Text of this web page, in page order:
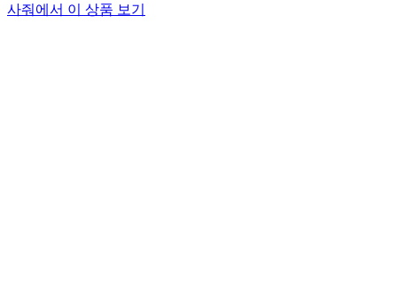
사줘에서 이 상품 보기